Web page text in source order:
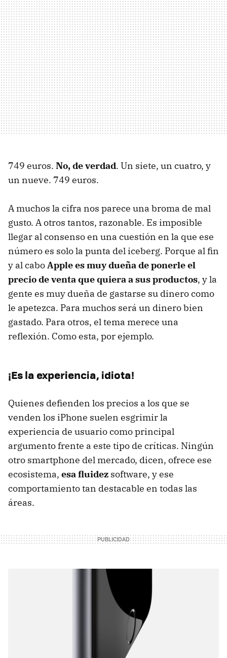
749 euros. No, de verdad. Un siete, un cuatro, y
un nueve. 749 euros.
A muchos la cifra nos parece una broma de mal
gusto. A otros tantos, razonable. Es imposible
llegar al consenso en una cuestión en la que ese
número es solo la punta del iceberg. Porque al fin
y al caboApple es muy dueña de ponerle el
precio de venta que quiera a sus productos, y la
gente es muy dueña de gastarse su dinero como
le apetezca. Para muchos será un dinero bien
gastado. Para otros, el tema merece una
reflexión. Como esta, por ejemplo.
¡Es la experiencia, idiota!
Quienes defienden los precios a los que se
venden los iPhone suelen esgrimir la
experiencia de usuario como principal
argumento frente a este tipo de críticas. Ningún
otro smartphone del mercado, dicen, ofrece ese
ecosistema, esa fluidez software, y ese
comportamiento tan destacable en todas las
áreas.